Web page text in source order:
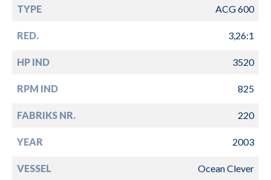
TYPE ACG 600
RED. 3,26:1
HP IND 3520
RPM IND 825
FABRIKS NR. 220
YEAR 2003
VESSEL Ocean Clever